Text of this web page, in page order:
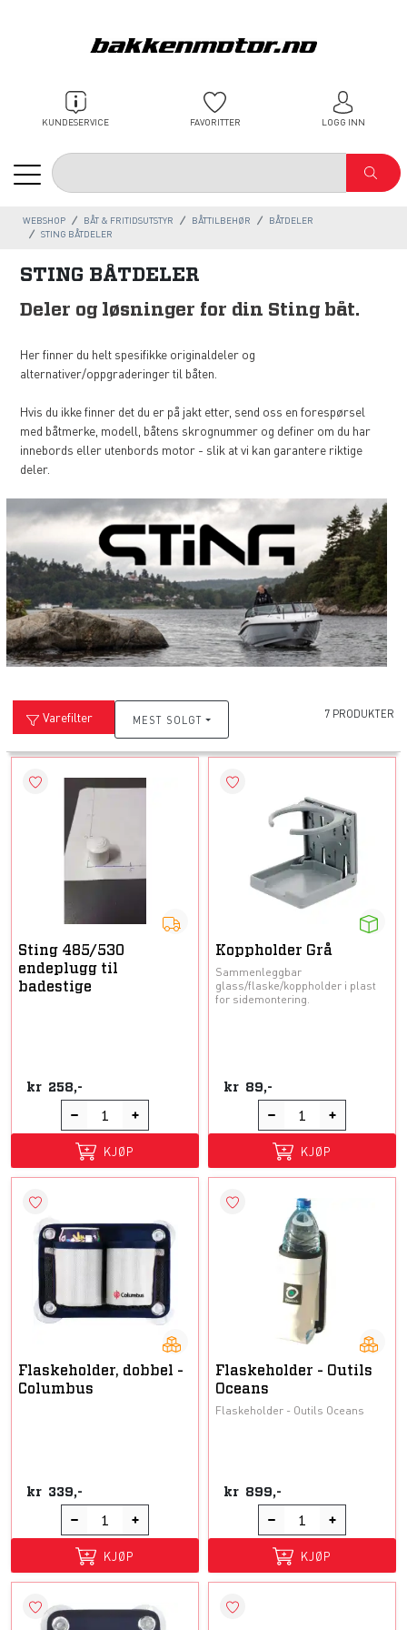
KUNDESERVICE FAVORITTER LOGG INN
WEBSHOP BÅT & FRITIDSUTSTYR BÅTTILBEHØR
BÅTDELER
STING BÅTDELER
STING BÅTDELER
Deler og løsninger for din Sting båt.
Her finner du helt spesifikke originaldeler og
alternativer/oppgraderinger til båten.
Hvis du ikke finner det du er på jakt etter, send oss en forespørsel
med båtmerke, modell, båtens skrognummer og definer om du har
innebords eller utenbords motor - slik at vi kan garantere riktige
deler.
Varefilter MEST SOLGT 7 PRODUKTER
Sting 485/530
endeplugg til
badestige
kr 258,-
KJØP
Koppholder Grå
Sammenleggbar
glass/flaske/koppholder i plast
for sidemontering.
kr 89,-
KJØP
Flaskeholder, dobbel -
Columbus
kr 339,-
KJØP
Flaskeholder - Outils
Oceans
Flaskeholder - Outils Oceans
kr 899,-
KJØP